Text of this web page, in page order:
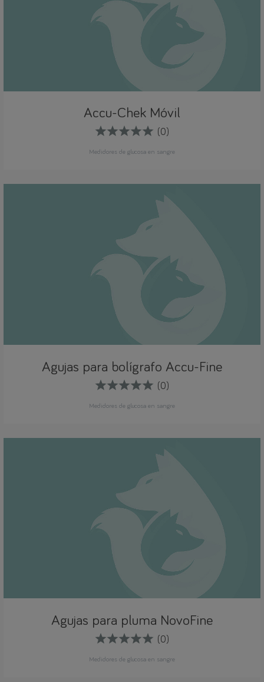
Accu-Chek Móvil
(0)
Medidores de glucosa en sangre
Agujas para bolígrafo Accu-Fine
(0)
Medidores de glucosa en sangre
Agujas para pluma NovoFine
(0)
Medidores de glucosa en sangre